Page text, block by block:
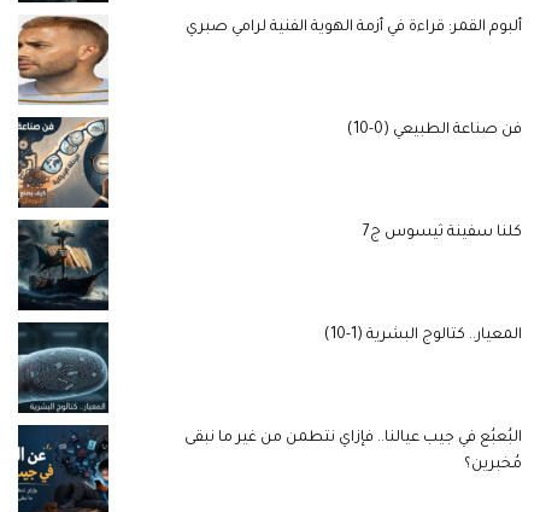
ألبوم القمر: قراءة في أزمة الهوية الفنية لرامي صبري
فن صناعة الطبيعي (0-10)
كلنا سفينة ثيسوس ج7
المعيار.. كتالوج البشرية (1-10)
البُعبُع في جيب عيالنا.. فإزاي نتطمن من غير ما نبقى
مُخبرين؟